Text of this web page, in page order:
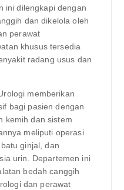
ini dilengkapi dengan
dan dikelola oleh
perawat
khusus tersedia
radang usus dan
memberikan
bagi pasien dengan
kemih dan sistem
meliputi operasi
ginjal, dan
urin. Departemen ini
bedah canggih
dan perawat